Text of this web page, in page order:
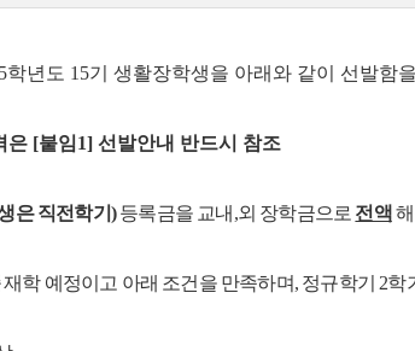
년도 15기 생활장학생을 아래와 같이 선발함
[붙임1] 선발안내 반드시 참조
은 직전학기)등록금을 교내,외 장학금으로 전액
재학 예정이고 아래 조건을 만족하며, 정규학기 2학